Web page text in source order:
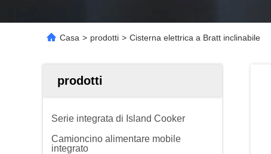
Casa > prodotti > Cisterna elettrica a Bratt inclinabile
prodotti
Serie integrata di Island Cooker
Camioncino alimentare mobile
integrato